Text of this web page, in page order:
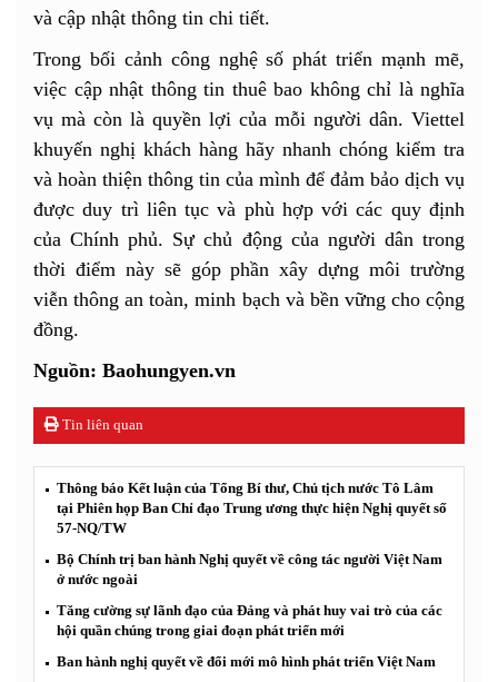
và cập nhật thông tin chi tiết.
Trong bối cảnh công nghệ số phát triển mạnh mẽ,
việc cập nhật thông tin thuê bao không chỉ là nghĩa
vụ mà còn là quyền lợi của mỗi người dân. Viettel
khuyến nghị khách hàng hãy nhanh chóng kiểm tra
và hoàn thiện thông tin của mình để đảm bảo dịch vụ
được duy trì liên tục và phù hợp với các quy định
của Chính phủ. Sự chủ động của người dân trong
thời điểm này sẽ góp phần xây dựng môi trường
viễn thông an toàn, minh bạch và bền vững cho cộng
đồng.
Nguồn: Baohungyen.vn
Tin liên quan
Thông báo Kết luận của Tổng Bí thư, Chủ tịch nước Tô Lâm
tại Phiên họp Ban Chỉ đạo Trung ương thực hiện Nghị quyết số
57-NQ/TW
Bộ Chính trị ban hành Nghị quyết về công tác người Việt Nam
ở nước ngoài
Tăng cường sự lãnh đạo của Đảng và phát huy vai trò của các
hội quần chúng trong giai đoạn phát triển mới
Ban hành nghị quyết về đổi mới mô hình phát triển Việt Nam